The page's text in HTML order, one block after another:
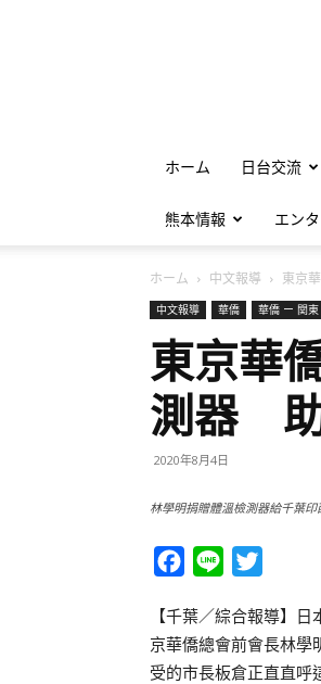
ホーム 日台交流
熊本情報 エン
ホーム 中文報導 東京
中文報導 華僑 華僑 ー 関東
東京華
測器 助
2020年8月4日
林學明捐贈體溫檢測器給千葉印
Facebook
Line
【千葉／綜合報導】
京華僑總會前會長林學
受的市長板倉正直直呼